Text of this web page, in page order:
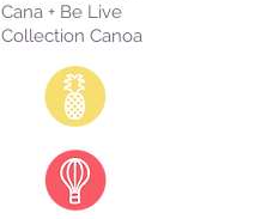
Cana + Be Live
Collection Canoa